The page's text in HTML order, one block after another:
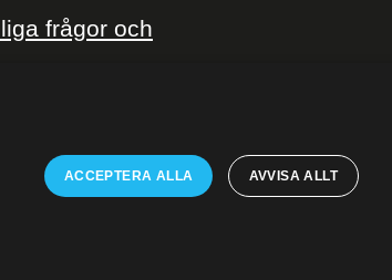
frågor och
ACCEPTERA ALLA AVVISA ALLT